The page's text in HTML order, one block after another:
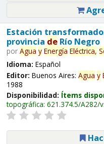
Estación
provincia deRío Negro
por Agua y Energía Eléctrica,
Idioma: Español
Editor: Buenos Aires: Agua y
1988
Disponibilidad: Ítems
topográfica: 621.374.5/A282/